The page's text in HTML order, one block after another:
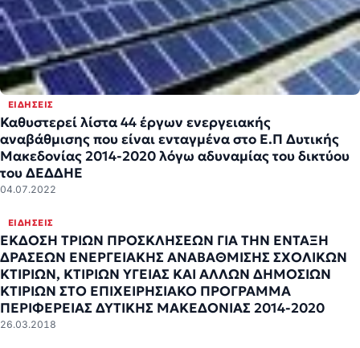
ΕΙΔΉΣΕΙΣ
Καθυστερεί λίστα 44 έργων ενεργειακής
αναβάθμισης που είναι ενταγμένα στο Ε.Π Δυτικής
Μακεδονίας 2014-2020 λόγω αδυναμίας του δικτύου
του ΔΕΔΔΗΕ
04.07.2022
ΕΙΔΉΣΕΙΣ
EΚΔΟΣΗ ΤΡΙΩΝ ΠΡΟΣΚΛΗΣΕΩΝ ΓΙΑ ΤΗΝ ΕΝΤΑΞΗ
ΔΡΑΣΕΩΝ ΕΝΕΡΓΕΙΑΚΗΣ ΑΝΑΒΑΘΜΙΣΗΣ ΣΧΟΛΙΚΩΝ
ΚΤΙΡΙΩΝ, ΚΤΙΡΙΩΝ ΥΓΕΙΑΣ ΚΑΙ ΑΛΛΩΝ ΔΗΜΟΣΙΩΝ
ΚΤΙΡΙΩΝ ΣΤΟ ΕΠΙΧΕΙΡΗΣΙΑΚΟ ΠΡΟΓΡΑΜΜΑ
ΠΕΡΙΦΕΡΕΙΑΣ ΔΥΤΙΚΗΣ ΜΑΚΕΔΟΝΙΑΣ 2014-2020
26.03.2018